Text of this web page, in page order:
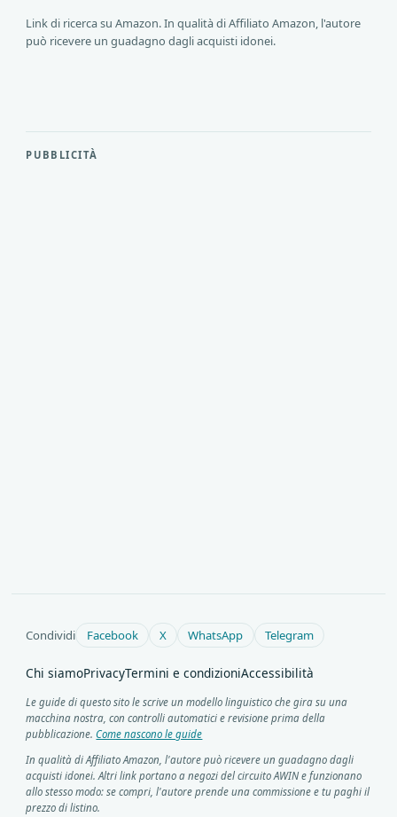
Link di ricerca su Amazon. In qualità di Affiliato Amazon, l'autore
può ricevere un guadagno dagli acquisti idonei.
PUBBLICITÀ
Condividi Facebook X WhatsApp Telegram
Chi siamoPrivacyTermini e condizioniAccessibilità
Le guide di questo sito le scrive un modello linguistico che gira su una
macchina nostra, con controlli automatici e revisione prima della
pubblicazione.Come nascono le guide
In qualità di Affiliato Amazon, l'autore può ricevere un guadagno dagli
acquisti idonei. Altri link portano a negozi del circuito AWIN e funzionano
allo stesso modo: se compri, l'autore prende una commissione e tu paghi il
prezzo di listino.